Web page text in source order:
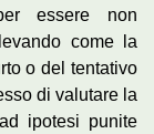
essere non
come la
o del tentativo
di valutare la
ipotesi punite